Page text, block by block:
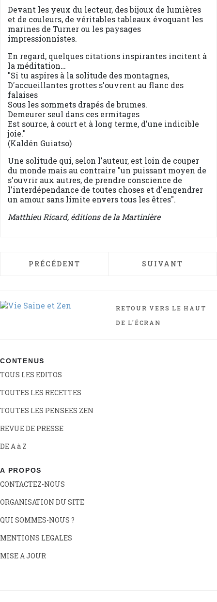
Devant les yeux du lecteur, des bijoux de lumières
et de couleurs, de véritables tableaux évoquant les
marines de Turner ou les paysages
impressionnistes.
En regard, quelques citations inspirantes incitent à
la méditation…
"Si tu aspires à la solitude des montagnes,
D'accueillantes grottes s'ouvrent au flanc des
falaises
Sous les sommets drapés de brumes.
Demeurer seul dans ces ermitages
Est source, à court et à long terme, d'une indicible
joie."
(Kaldén Guiatso)
Une solitude qui, selon l'auteur, est loin de couper
du monde mais au contraire "un puissant moyen de
s'ouvrir aux autres, de prendre conscience de
l'interdépendance de toutes choses et d'engendrer
un amour sans limite envers tous les êtres".
Matthieu Ricard, éditions de la Martinière
ARTICLE PRÉCÉDENT : ASHRAMS,
PRÉCÉDENT ARTICLE
SUIVANT
RETOUR VERS LE HAUT
DE L'ÉCRAN
CONTENUS
TOUS LES EDITOS
TOUTES LES RECETTES
TOUTES LES PENSEES ZEN
REVUE DE PRESSE
DE A à Z
A PROPOS
CONTACTEZ-NOUS
ORGANISATION DU SITE
QUI SOMMES-NOUS ?
MENTIONS LEGALES
MISE A JOUR